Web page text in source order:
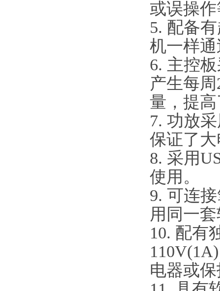
或误操
5. 配备
机一样
6. 主控
产生每
量，提
7. 功放
保证了
8. 采用
使用。
9. 可连
用同一
10. 配有
电器或